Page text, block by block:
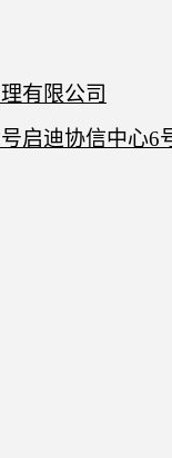
有限公司
启迪协信中心6